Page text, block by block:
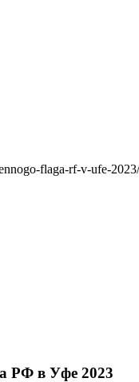
flaga-rf-v-ufe-2023/
РФ в Уфе 2023